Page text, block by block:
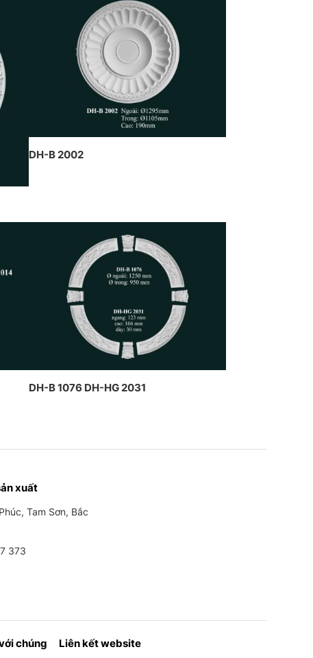
DH-B 2002
DH-B 1076 DH-HG 2031
trình thi công phào chỉ
cao dát vàng kết hợp đèn
nghệ thuật của CT Dịch
Hawa thiết kế và thi công
TRÌNH CAO CẤP – DẤU ẤN
DỊCH HỒNG HAWA TRONG
TRANG TRÍ NỘI NGOẠI THẤT
xuất
Tam Sơn, Bắc
373
chúng Liên kết website